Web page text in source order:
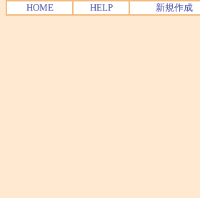
HOME HELP 新規作成